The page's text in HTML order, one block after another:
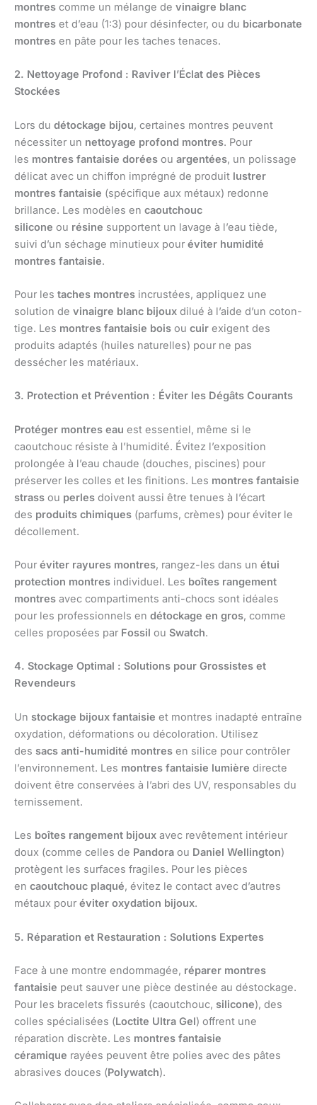
montres comme un mélange de vinaigre blanc
montres et d’eau (1:3) pour désinfecter, ou du bicarbonate
montres en pâte pour les taches tenaces.
2. Nettoyage Profond : Raviver l’Éclat des Pièces
Stockées
Lors du détockage bijou, certaines montres peuvent
nécessiter un nettoyage profond montres. Pour
les montres fantaisie dorées ou argentées, un polissage
délicat avec un chiffon imprégné de produit lustrer
montres fantaisie (spécifique aux métaux) redonne
brillance. Les modèles en caoutchouc
silicone ou résine supportent un lavage à l’eau tiède,
suivi d’un séchage minutieux pour éviter humidité
montres fantaisie.
Pour les taches montres incrustées, appliquez une
solution de vinaigre blanc bijoux dilué à l’aide d’un coton-
tige. Les montres fantaisie bois ou cuir exigent des
produits adaptés (huiles naturelles) pour ne pas
dessécher les matériaux.
3. Protection et Prévention : Éviter les Dégâts Courants
Protéger montres eau est essentiel, même si le
caoutchouc résiste à l’humidité. Évitez l’exposition
prolongée à l’eau chaude (douches, piscines) pour
préserver les colles et les finitions. Les montres fantaisie
strass ou perles doivent aussi être tenues à l’écart
des produits chimiques (parfums, crèmes) pour éviter le
décollement.
Pour éviter rayures montres, rangez-les dans un étui
protection montres individuel. Les boîtes rangement
montres avec compartiments anti-chocs sont idéales
pour les professionnels en détockage en gros, comme
celles proposées par Fossil ou Swatch.
4. Stockage Optimal : Solutions pour Grossistes et
Revendeurs
Un stockage bijoux fantaisie et montres inadapté entraîne
oxydation, déformations ou décoloration. Utilisez
des sacs anti-humidité montres en silice pour contrôler
l’environnement. Les montres fantaisie lumière directe
doivent être conservées à l’abri des UV, responsables du
ternissement.
Les boîtes rangement bijoux avec revêtement intérieur
doux (comme celles de Pandora ou Daniel Wellington)
protègent les surfaces fragiles. Pour les pièces
en caoutchouc plaqué, évitez le contact avec d’autres
métaux pour éviter oxydation bijoux.
5. Réparation et Restauration : Solutions Expertes
Face à une montre endommagée, réparer montres
fantaisie peut sauver une pièce destinée au déstockage.
Pour les bracelets fissurés (caoutchouc, silicone), des
colles spécialisées (Loctite Ultra Gel) offrent une
réparation discrète. Les montres fantaisie
céramique rayées peuvent être polies avec des pâtes
abrasives douces (Polywatch).